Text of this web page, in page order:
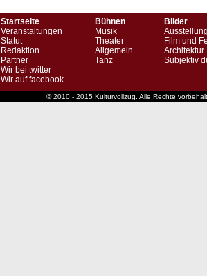
Startseite
Veranstaltungen
Statut
Redaktion
Partner
Wir bei twitter
Wir auf facebook
Bühnen
Musik
Theater
Allgemein
Tanz
Bilder
Film und
Architektur
Subjektiv
© 2010 - 2015 Kulturvollzug. Alle Rechte